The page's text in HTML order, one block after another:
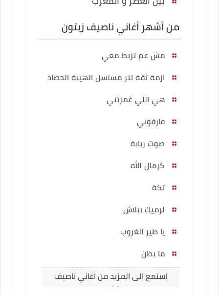
من أشهر أغاني ناصيف زيتون
مش عم تزبط معي
ازمة ثقة تتر مسلسل الهيبة الحصاد
هي اللي غمزتني
فارقوني
صوت ربابة
كرمال الله
تكة
لرميك ببلاش
يا طير الغروب
ما بظن
استمع الى المزيد من اغاني ناصيف
زيتون